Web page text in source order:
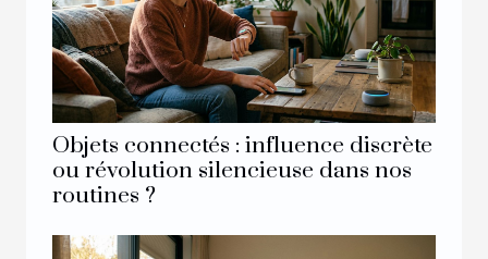
Objets connectés : influence discrète
ou révolution silencieuse dans nos
routines ?